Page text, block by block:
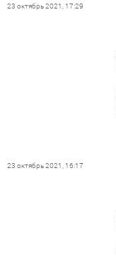
23 октябрь 2021, 17:29
23 октябрь 2021, 16:17